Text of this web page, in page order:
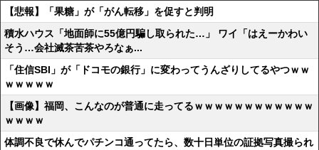
【悲報】「果糖」が「がん転移」を促すと判明
積水ハウス「地面師に55億円騙し取られた…」 ワイ「はえーかわい
そう…会社滅茶苦茶やろなぁ...
「住信SBI」が「ドコモの銀行」に変わってうんざりしてるやつｗｗ
ｗｗｗｗｗ
【画像】福岡、こんなのが普通に走ってるｗｗｗｗｗｗｗｗｗｗｗｗ
ｗｗｗｗ
体調不良で休んでパチンコ通ってたら、数十日単位の証拠写真撮られ